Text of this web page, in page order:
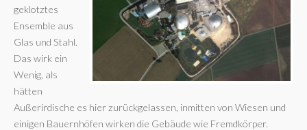
geklotztes
Ensemble aus
Glas und Stahl.
Das wirk ein
Wenig, als
hätten
Außerirdische es hier zurückgelassen, inmitten von Wiesen und
einigen Bauernhöfen wirken die Gebäude wie Fremdkörper.